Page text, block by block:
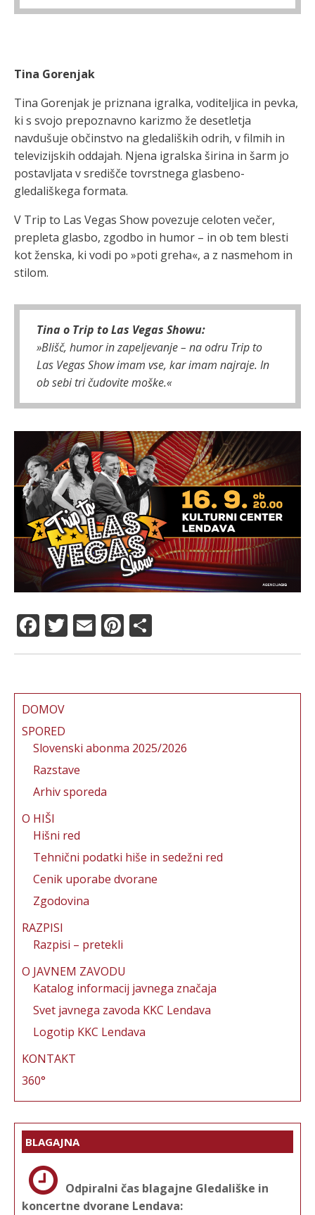
Tina Gorenjak
Tina Gorenjak je priznana igralka, voditeljica in pevka,
ki s svojo prepoznavno karizmo že desetletja
navdušuje občinstvo na gledaliških odrih, v filmih in
televizijskih oddajah. Njena igralska širina in šarm jo
postavljata v središče tovrstnega glasbeno-
gledališkega formata.
V Trip to Las Vegas Show povezuje celoten večer,
prepleta glasbo, zgodbo in humor – in ob tem blesti
kot ženska, ki vodi po »poti greha«, a z nasmehom in
stilom.
Tina o Trip to Las Vegas Showu:
»Blišč, humor in zapeljevanje – na odru Trip to
Las Vegas Show imam vse, kar imam najraje. In
ob sebi tri čudovite moške.«
F
a
e
b
o
o
k
T
w
te
E
m
l
Pi
n
re
h
re
DOMOV
SPORED
Slovenski abonma 2025/2026
Razstave
Arhiv sporeda
O HIŠI
Hišni red
Tehnični podatki hiše in sedežni red
Cenik uporabe dvorane
Zgodovina
RAZPISI
Razpisi – pretekli
O JAVNEM ZAVODU
Katalog informacij javnega značaja
Svet javnega zavoda KKC Lendava
Logotip KKC Lendava
KONTAKT
360°
BLAGAJNA
Odpiralni čas blagajne Gledališke in
koncertne dvorane Lendava: